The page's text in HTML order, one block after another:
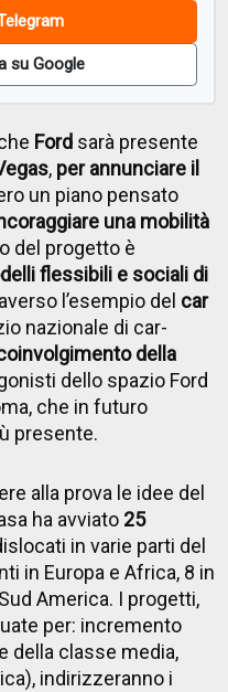
su Google
Ford sarà presente
, per annunciare il
un piano pensato
una mobilità
del progetto è
flessibili e sociali di
l’esempio del car
nazionale di car-
della
dello spazio Ford
che in futuro
presente.
alla prova le idee del
ha avviato 25
in varie parti del
in Europa e Africa, 8 in
America. I progetti,
per: incremento
della classe media,
indirizzeranno i